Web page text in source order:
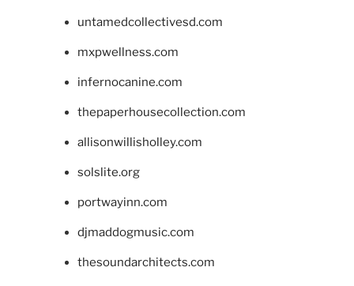
untamedcollectivesd.com
mxpwellness.com
infernocanine.com
thepaperhousecollection.com
allisonwillisholley.com
solslite.org
portwayinn.com
djmaddogmusic.com
thesoundarchitects.com